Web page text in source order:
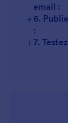
email :
+6.
:
+7.